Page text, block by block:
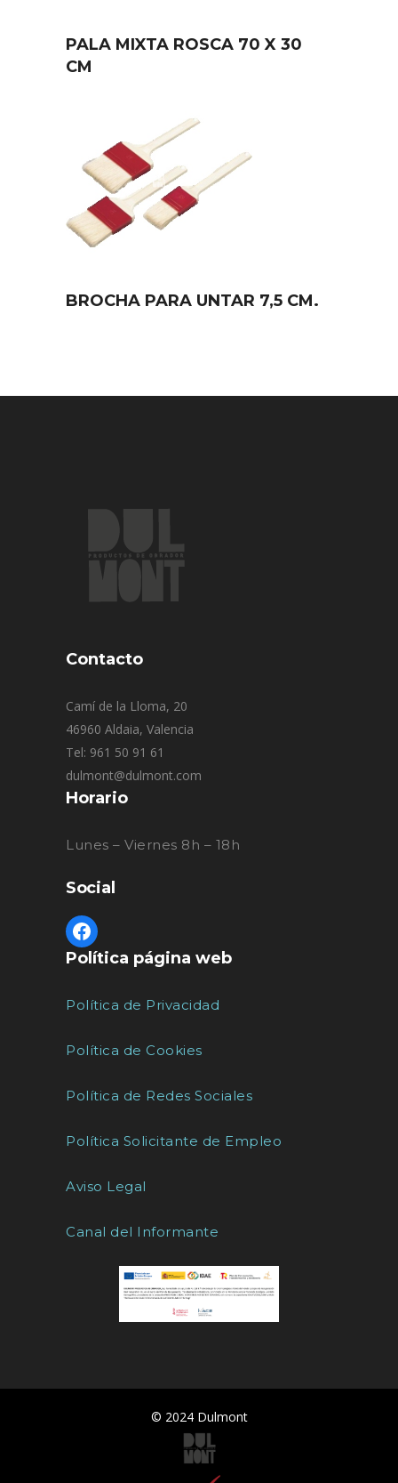
PALA MIXTA ROSCA 70 X 30
CM
BROCHA PARA UNTAR 7,5 CM.
Contacto
Camí de la Lloma, 20
46960 Aldaia, Valencia
Tel: 961 50 91 61
dulmont@dulmont.com
Horario
Lunes – Viernes 8h – 18h
Social
Política página web
Política de Privacidad
Política de Cookies
Política de Redes Sociales
Política Solicitante de Empleo
Aviso Legal
Canal del Informante
© 2024 Dulmont